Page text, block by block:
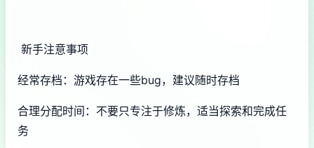
新手注意事项
经常存档：游戏存在一些bug，建议随时存档
合理分配时间：不要只专注于修炼，适当探索和完成任
务